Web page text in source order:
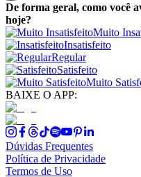
De forma geral, como você
hoje?
Muito
Insatisfeito
Regular
Satisfeito
Muito
BAIXE O APP:
Dúvidas Frequentes
Política de Privacidade
Termos de Uso